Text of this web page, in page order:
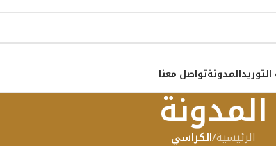
المدونةتواصل معنا
المدونة
الرئيسية/الكراسي